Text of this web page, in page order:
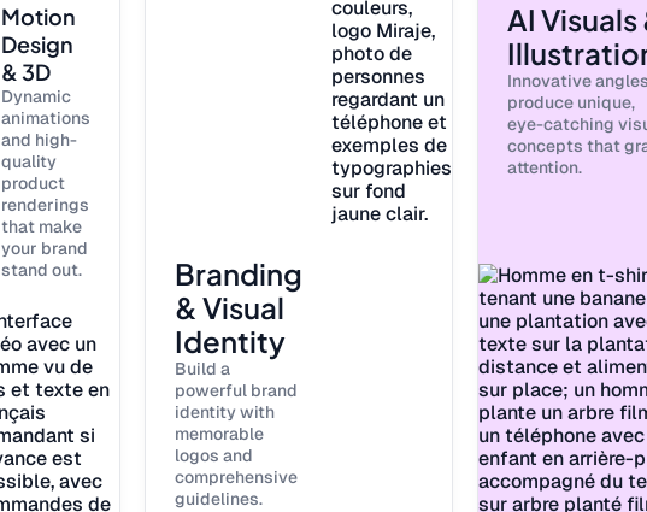
Motion
Design
& 3D
Dynamic
animations
and high-
quality
product
renderings
that make
your brand
stand out.
Branding
& Visual
Identity
Build a
powerful brand
identity with
memorable
logos and
comprehensive
guidelines.
AI Visuals
Innovative
produce unique,
eye-catching
concepts that
attention.